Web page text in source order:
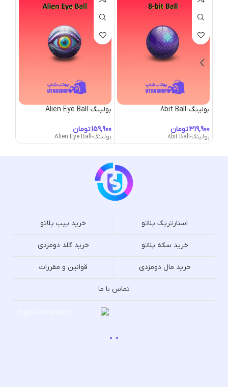
بولینگ-8bit Ball
تومان
بولینگ-8bit Ball
بولینگ-Alien Eye Ball
تومان
بولینگ-Alien Eye Ball
استارترپک پلاتو خرید پیپ پلاتو
خرید سکه پلاتو خرید گلد دومزدی
خرید مال دومزدی قوانین و مقررات
تماس با ما